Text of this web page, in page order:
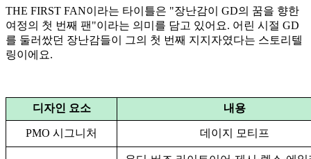
THE FIRST FAN이라는 타이틀은 "장난감이 GD의 꿈을 향한
여정의 첫 번째 팬"이라는 의미를 담고 있어요. 어린 시절 GD
를 둘러쌌던 장난감들이 그의 첫 번째 지지자였다는 스토리텔
링이에요.
디자인 요소 내용
PMO 시그니처 데이지 모티프